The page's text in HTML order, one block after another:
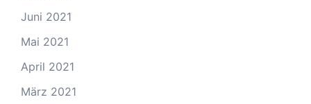
Juni 2021
Mai 2021
April 2021
März 2021